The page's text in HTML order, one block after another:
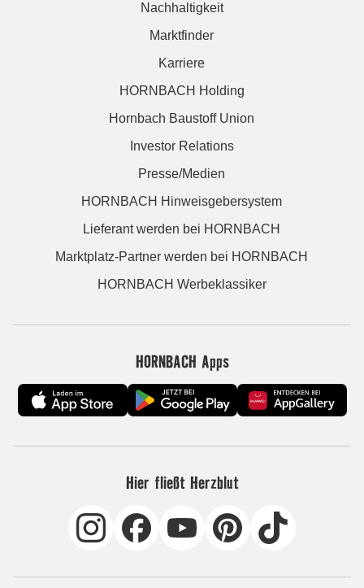
Nachhaltigkeit
Marktfinder
Karriere
HORNBACH Holding
Hornbach Baustoff Union
Investor Relations
Presse/Medien
HORNBACH Hinweisgebersystem
Lieferant werden bei HORNBACH
Marktplatz-Partner werden bei HORNBACH
HORNBACH Werbeklassiker
HORNBACH Apps
Hier fließt Herzblut